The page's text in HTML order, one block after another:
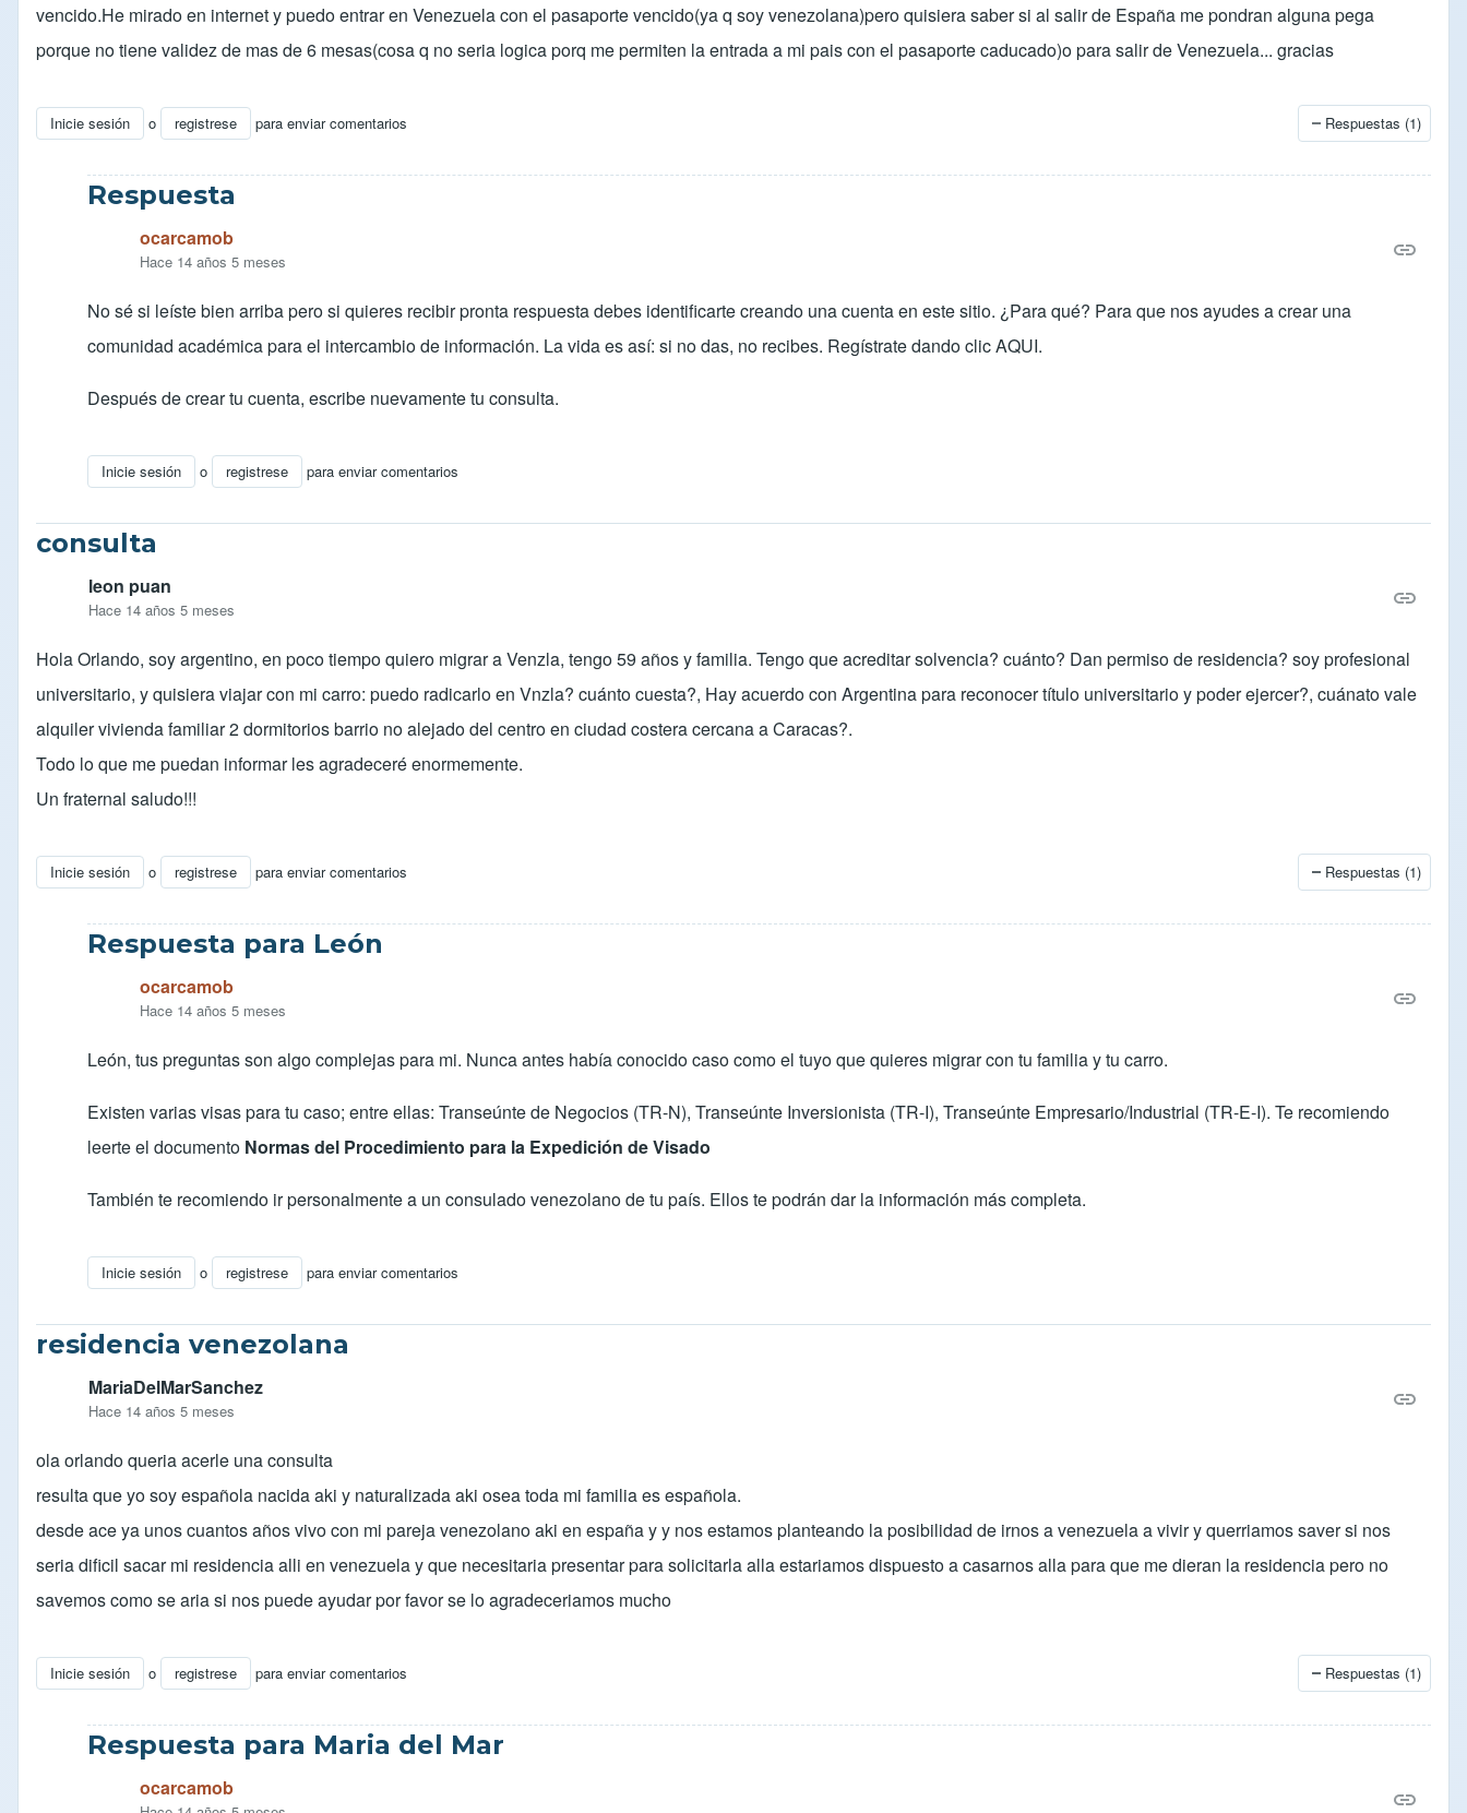
vencido.He mirado en internet y puedo entrar en Venezuela con el pasaporte vencido(ya q soy venezolana)pero quisiera saber si al salir de España me pondran alguna pega
porque no tiene validez de mas de 6 mesas(cosa q no seria logica porq me permiten la entrada a mi pais con el pasaporte caducado)o para salir de Venezuela... gracias
Inicie sesión o registrese para enviar comentarios Respuestas (1)
Respuesta
ocarcamob
Hace 14 años 5 meses
No sé si leíste bien arriba pero si quieres recibir pronta respuesta debes identificarte creando una cuenta en este sitio. ¿Para qué? Para que nos ayudes a crear una
comunidad académica para el intercambio de información. La vida es así: si no das, no recibes. Regístrate dando clicAQUI.
Después de crear tu cuenta, escribe nuevamente tu consulta.
Inicie sesión o registrese para enviar comentarios
En respuesta a pasaportepor
consulta
leon puan
Hace 14 años 5 meses
Hola Orlando, soy argentino, en poco tiempo quiero migrar a Venzla, tengo 59 años y familia. Tengo que acreditar solvencia? cuánto? Dan permiso de residencia? soy profesional
universitario, y quisiera viajar con mi carro: puedo radicarlo en Vnzla? cuánto cuesta?, Hay acuerdo con Argentina para reconocer título universitario y poder ejercer?, cuánato vale
alquiler vivienda familiar 2 dormitorios barrio no alejado del centro en ciudad costera cercana a Caracas?.
Todo lo que me puedan informar les agradeceré enormemente.
Un fraternal saludo!!!
Inicie sesión o registrese para enviar comentarios Respuestas (1)
Respuesta para León
ocarcamob
Hace 14 años 5 meses
León, tus preguntas son algo complejas para mi. Nunca antes había conocido caso como el tuyo que quieres migrar con tu familia y tu carro.
Existen varias visas para tu caso; entre ellas: Transeúnte de Negocios (TR-N), Transeúnte Inversionista (TR-I), Transeúnte Empresario/Industrial (TR-E-I). Te recomiendo
leerte el documento Normas del Procedimiento para la Expedición de Visado
También te recomiendo ir personalmente a un consulado venezolano de tu país. Ellos te podrán dar la información más completa.
Inicie sesión o registrese para enviar comentarios
En respuesta a consultaporleon puan
residencia venezolana
MariaDelMarSanchez
Hace 14 años 5 meses
ola orlando queria acerle una consulta
resulta que yo soy española nacida aki y naturalizada aki osea toda mi familia es española.
desde ace ya unos cuantos años vivo con mi pareja venezolano aki en españa y y nos estamos planteando la posibilidad de irnos a venezuela a vivir y querriamos saver si nos
seria dificil sacar mi residencia alli en venezuela y que necesitaria presentar para solicitarla alla estariamos dispuesto a casarnos alla para que me dieran la residencia pero no
savemos como se aria si nos puede ayudar por favor se lo agradeceriamos mucho
Inicie sesión o registrese para enviar comentarios Respuestas (1)
Respuesta para Maria del Mar
ocarcamob